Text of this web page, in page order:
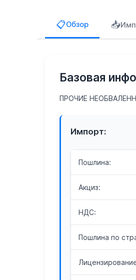
📋Обзор 📥
Базовая
ПРОЧИЕ
Импорт:
Пошлина:
Акциз:
НДС:
Пошлина по